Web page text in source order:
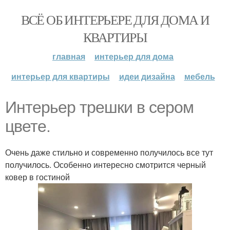
ВСЁ ОБ ИНТЕРЬЕРЕ ДЛЯ ДОМА И
КВАРТИРЫ
главная
интерьер для дома
интерьер для квартиры
идеи дизайна мебель
Интерьер трешки в сером
цвете.
Очень даже стильно и современно получилось все тут
получилось. Особенно интересно смотрится черный
ковер в гостиной